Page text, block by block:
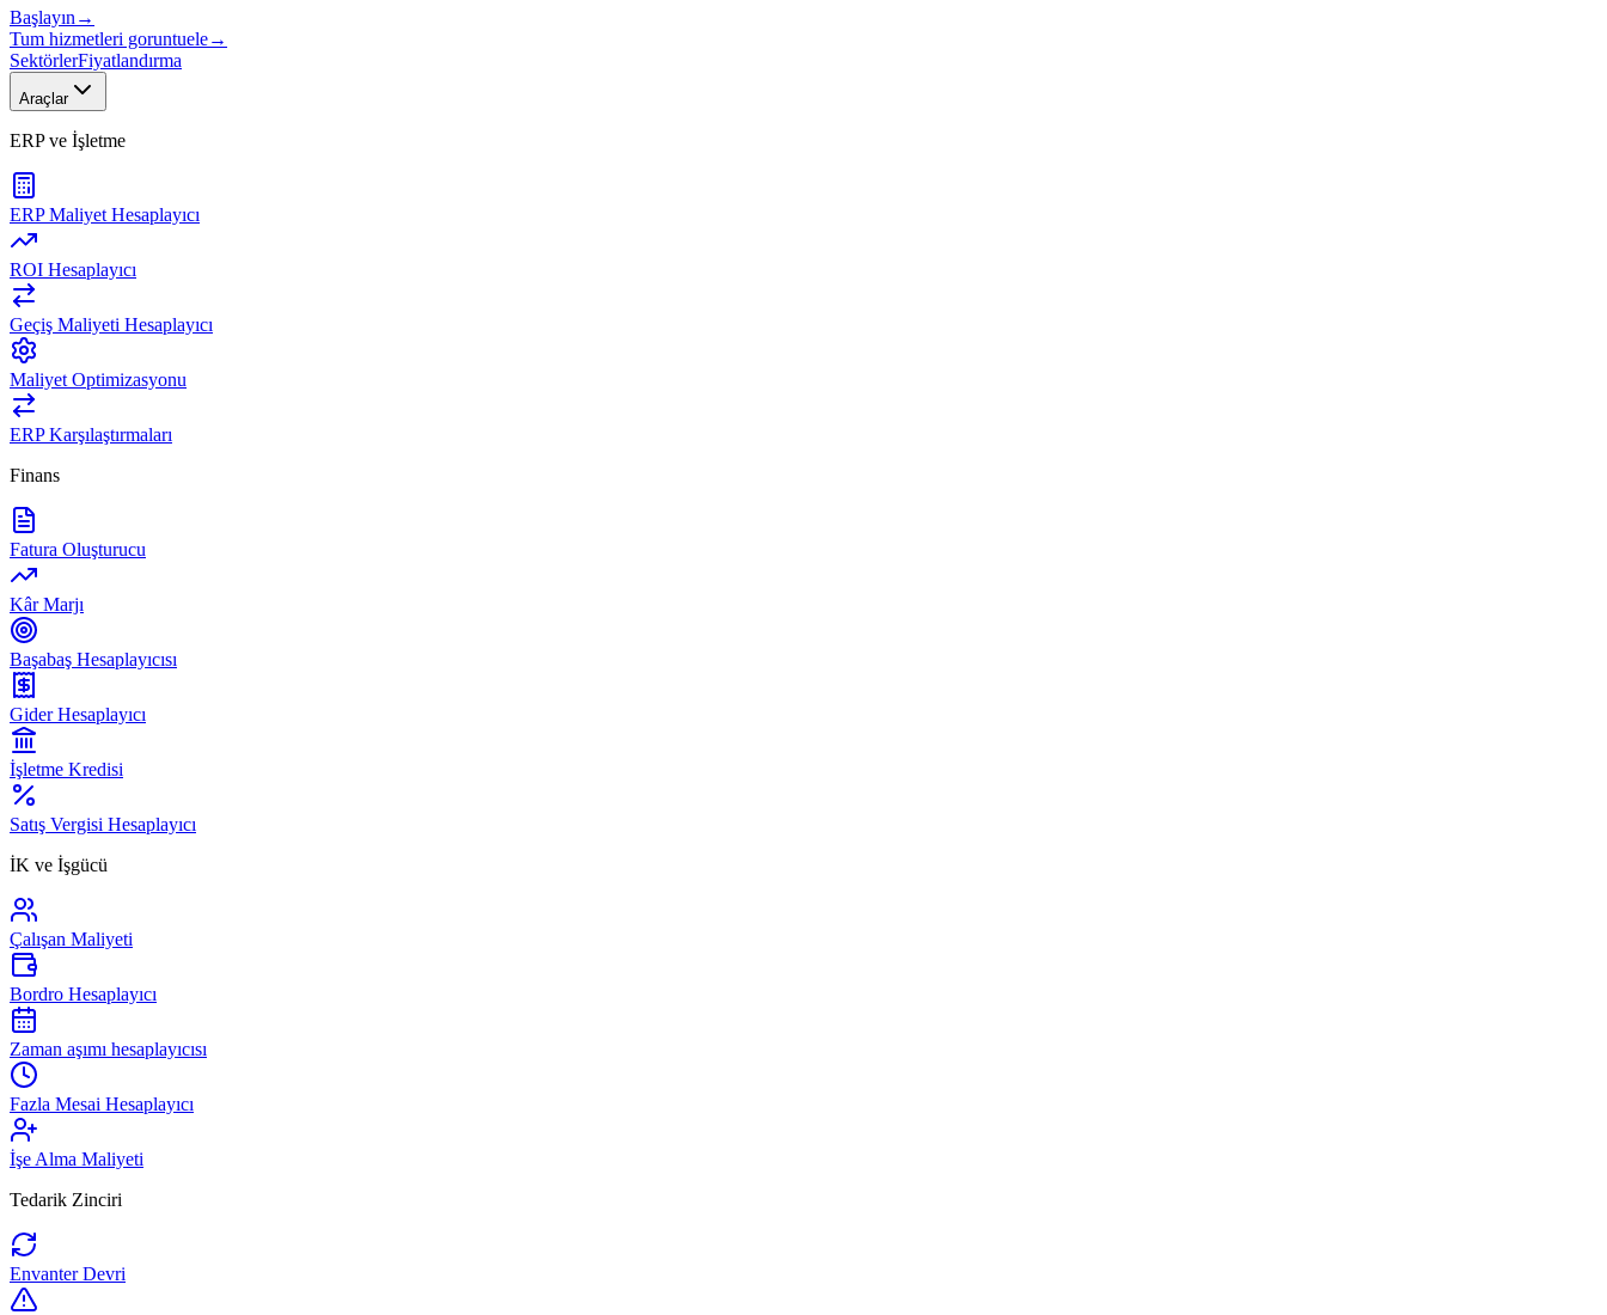
Başlayın →
Tum hizmetleri goruntuele→
SektörlerFiyatlandırma
Araçlar
ERP ve İşletme
ERP Maliyet Hesaplayıcı
ROI Hesaplayıcı
Geçiş Maliyeti Hesaplayıcı
Maliyet Optimizasyonu
ERP Karşılaştırmaları
Finans
Fatura Oluşturucu
Kâr Marjı
Başabaş Hesaplayıcısı
Gider Hesaplayıcı
İşletme Kredisi
Satış Vergisi Hesaplayıcı
İK ve İşgücü
Çalışan Maliyeti
Bordro Hesaplayıcı
Zaman aşımı hesaplayıcısı
Fazla Mesai Hesaplayıcı
İşe Alma Maliyeti
Tedarik Zinciri
Envanter Devri